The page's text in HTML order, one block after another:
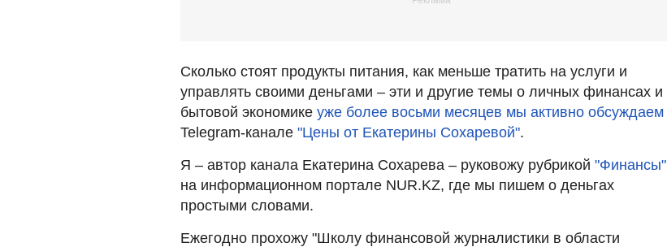
Сколько стоят продукты питания, как меньше тратить на услуги и
управлять своими деньгами – эти и другие темы о личных финансах и
бытовой экономике уже более восьми месяцев мы активно обсуждаем
Telegram-канале "Цены от Екатерины Сохаревой".
Я – автор канала Екатерина Сохарева – руковожу рубрикой "Финансы"
на информационном портале NUR.KZ, где мы пишем о деньгах
простыми словами.
Ежегодно прохожу "Школу финансовой журналистики в области